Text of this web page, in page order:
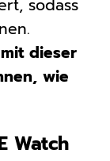
sodass
dieser
wie
Watch